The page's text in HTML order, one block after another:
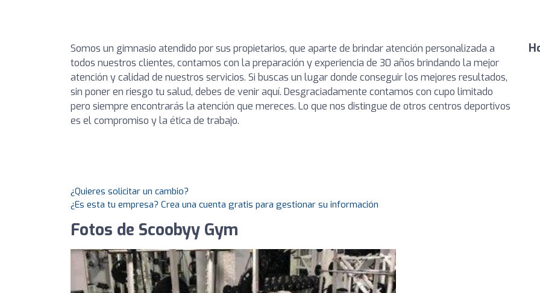
Somos un gimnasio atendido por sus propietarios, que aparte de brindar atención personalizada a
todos nuestros clientes, contamos con la preparación y experiencia de 30 años brindando la mejor
atención y calidad de nuestros servicios. Si buscas un lugar donde conseguir los mejores resultados,
sin poner en riesgo tu salud, debes de venir aquí. Desgraciadamente contamos con cupo limitado
pero siempre encontrarás la atención que mereces. Lo que nos distingue de otros centros deportivos
es el compromiso y la ética de trabajo.
¿Quieres solicitar un cambio?
¿Es esta tu empresa? Crea una cuenta gratis para gestionar su información
Fotos de Scoobyy Gym